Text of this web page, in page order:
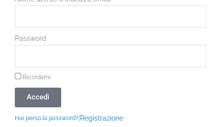
Password
Ricordami
Accedi
Hai perso la password? Registrazione